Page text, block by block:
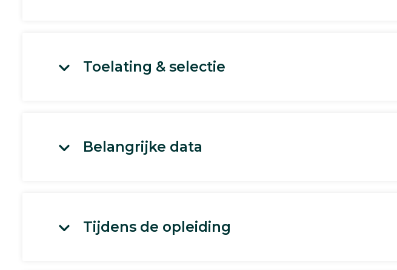
Toelating & selectie
Belangrijke data
Tijdens de opleiding